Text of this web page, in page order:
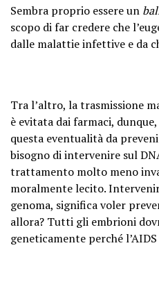
Sembra proprio essere un
scopo di far credere che
dalle malattie infettive e da
Tra l’altro, la trasmissione
è evitata dai farmaci,
questa eventualità da
bisogno di intervenire sul
trattamento molto meno
moralmente lecito.
genoma, significa voler
allora? Tutti gli embrioni
geneticamente perché